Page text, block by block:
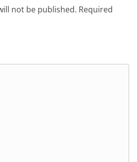
not be published. Required